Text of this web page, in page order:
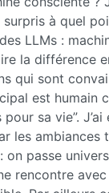
à quel
LLMs :
la différence
qui sont
est humain
sa vie”. J’ai
les ambiances
on passe
rencontre